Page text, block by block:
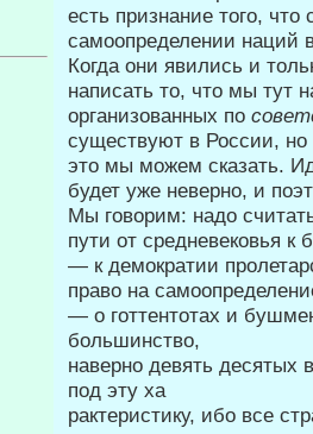
есть признание того,
самоопределе­нии наций
Когда они явились и
написать то, что мы тут
организованных по
существуют в России, но
это мы можем сказать.
будет уже неверно, и
Мы говорим: надо
пути от средневековья
— к демократии
право на
— о готтентотах и
большинство,
наверно девять десятых
под эту ха­
рактеристику, ибо все